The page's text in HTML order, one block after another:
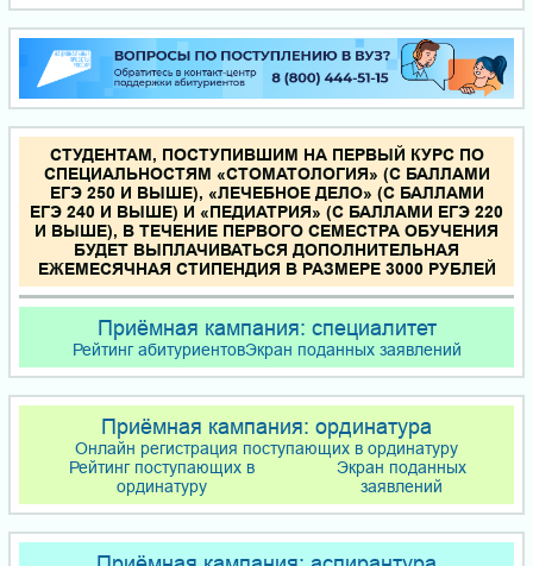
СТУДЕНТАМ, ПОСТУПИВШИМ НА ПЕРВЫЙ КУРС ПО
СПЕЦИАЛЬНОСТЯМ «СТОМАТОЛОГИЯ» (С БАЛЛАМИ
ЕГЭ 250 И ВЫШЕ), «ЛЕЧЕБНОЕ ДЕЛО» (С БАЛЛАМИ
ЕГЭ 240 И ВЫШЕ) И «ПЕДИАТРИЯ» (С БАЛЛАМИ ЕГЭ 220
И ВЫШЕ), В ТЕЧЕНИЕ ПЕРВОГО СЕМЕСТРА ОБУЧЕНИЯ
БУДЕТ ВЫПЛАЧИВАТЬСЯ ДОПОЛНИТЕЛЬНАЯ
ЕЖЕМЕСЯЧНАЯ СТИПЕНДИЯ В РАЗМЕРЕ 3000 РУБЛЕЙ
Приёмная кампания: специалитет
Рейтинг абитуриентовЭкран поданных заявлений
Приёмная кампания: ординатура
Онлайн регистрация поступающих в ординатуру
Рейтинг поступающих в
ординатуру
Экран поданных
заявлений